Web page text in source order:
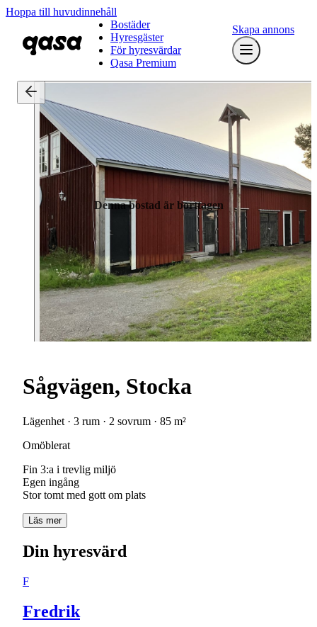
Hoppa till huvudinnehåll
Bostäder
Hyresgäster
För hyresvärdar
Qasa Premium
Skapa annons
Denna bostad är borttagen
Sågvägen, Stocka
Lägenhet · 3 rum · 2 sovrum · 85 m²
Omöblerat
Fin 3:a i trevlig miljö
Egen ingång
Stor tomt med gott om plats
Läs mer
Din hyresvärd
F
Fredrik